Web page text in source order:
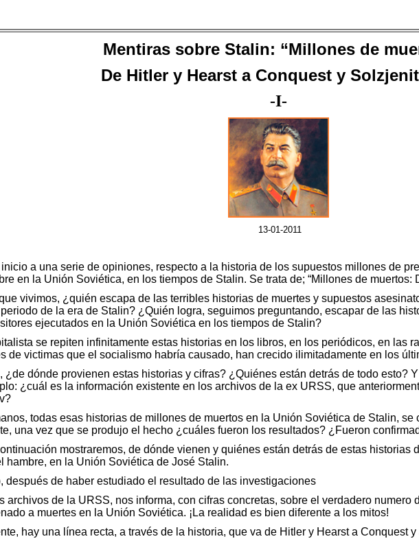
Mentiras sobre Stalin: “Millones de
De Hitler y Hearst a Conquest y
-I-
13-01-2011
a una serie de opiniones, respecto a la historia de los supuestos millones de
en la Unión Soviética, en los tiempos de Stalin. Se trata de; “Millones de muertos:
vivimos, ¿quién escapa de las terribles historias de muertes y supuestos
de la era de Stalin? ¿Quién logra, seguimos preguntando, escapar de las
ejecutados en la Unión Soviética en los tiempos de Stalin?
se repiten infinitamente estas historias en los libros, en los periódicos, en las
de victimas que el socialismo habría causado, han crecido ilimitadamente en los
¿de dónde provienen estas historias y cifras? ¿Quiénes están detrás de todo esto?
¿cuál es la información existente en los archivos de la ex URSS, que
todas esas historias de millones de muertos en la Unión Soviética de Stalin,
una vez que se produjo el hecho ¿cuáles fueron los resultados? ¿Fueron
mostraremos, de dónde vienen y quiénes están detrás de estas historias
hambre, en la Unión Soviética de José Stalin.
después de haber estudiado el resultado de las investigaciones
archivos de la URSS, nos informa, con cifras concretas, sobre el verdadero
a muertes en la Unión Soviética. ¡La realidad es bien diferente a los mitos!
hay una línea recta, a través de la historia, que va de Hitler y Hearst a Conquest